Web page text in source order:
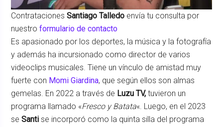
ContratacionesSantiago Talledo envía tu consulta por
nuestroformulario de contacto
Es apasionado por los deportes, la música y la fotografía
y además ha incursionado como director de varios
videoclips musicales. Tiene un vínculo de amistad muy
fuerte con Momi Giardina, que según ellos son almas
gemelas. En 2022 a través de Luzu TV, tuvieron un
programa llamado «Fresco y Batata«. Luego, en el 2023
seSantise incorporó como la quinta silla del programa